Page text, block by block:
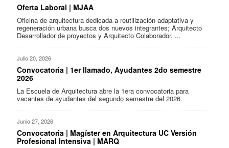
Oferta Laboral | MJAA
Oficina de arquitectura dedicada a reutilización adaptativa y
regeneración urbana busca dos nuevos integrantes; Arquitecto
Desarrollador de proyectos y Arquitecto Colaborador. ...
Julio 20, 2026
Convocatoria | 1er llamado, Ayudantes 2do semestre
2026
La Escuela de Arquitectura abre la 1era convocatoria para
vacantes de ayudantes del segundo semestre del 2026.
Junio 27, 2026
Convocatoria | Magíster en Arquitectura UC Versión
Profesional Intensiva | MARQ